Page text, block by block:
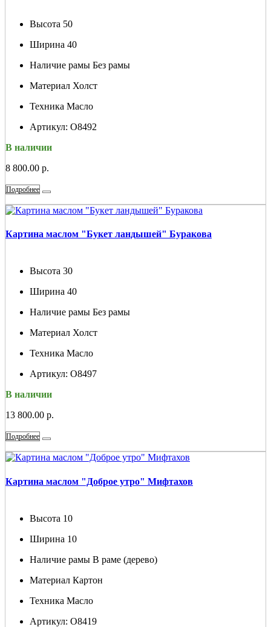
Высота 50
Ширина 40
Наличие рамы Без рамы
Материал Холст
Техника Масло
Артикул: О8492
В наличии
8 800.00 р.
Подробнее
Картина маслом "Букет ландышей" Буракова
Высота 30
Ширина 40
Наличие рамы Без рамы
Материал Холст
Техника Масло
Артикул: О8497
В наличии
13 800.00 р.
Подробнее
Картина маслом "Доброе утро" Мифтахов
Высота 10
Ширина 10
Наличие рамы В раме (дерево)
Материал Картон
Техника Масло
Артикул: О8419